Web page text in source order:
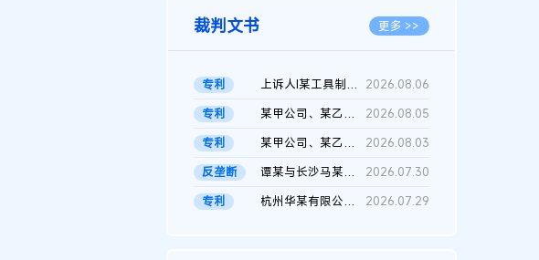
裁判文书 更多 >>
专利 上诉人I某工具制品有限公司与被上诉人程某及一审被告中华人民共和...
2026.08.06
专利
某甲公司、某乙公司、某丙公司申请诉前行为保全复议裁定书
2026.08.05
专利
某甲公司、某乙公司、官某与某丙公司专利申请权权属纠纷 二审判决...
2026.08.03
反垄断
谭某与长沙马某堆农产品股份有限公司滥用市场支配地位纠纷二审裁...
2026.07.30
专利
杭州华某有限公司与菲某有限公司侵害发明专利权纠纷 2026.07.29